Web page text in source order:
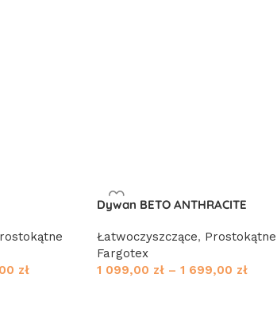
zł
Dywan BETO ANTHRACITE
Łatwoczyszczące, Prostokątne
Fargotex
1 099,00 zł – 1 699,00 zł